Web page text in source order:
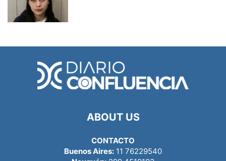
ABOUT US
CONTACTO
Buenos Aires: 11 76229540